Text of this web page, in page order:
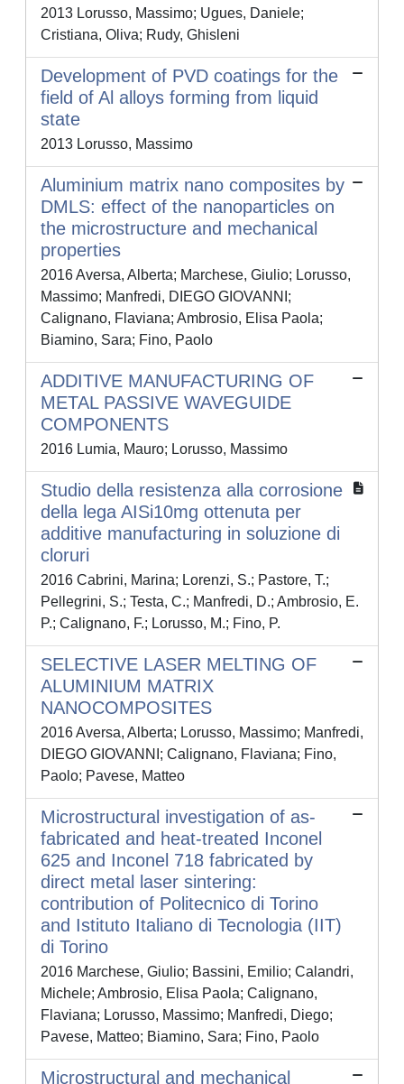
2013 Lorusso, Massimo; Ugues, Daniele;
Cristiana, Oliva; Rudy, Ghisleni
Development of PVD coatings for the
field of Al alloys forming from liquid
state
2013 Lorusso, Massimo
Aluminium matrix nano composites by
DMLS: effect of the nanoparticles on
the microstructure and mechanical
properties
2016 Aversa, Alberta; Marchese, Giulio; Lorusso,
Massimo; Manfredi, DIEGO GIOVANNI;
Calignano, Flaviana; Ambrosio, Elisa Paola;
Biamino, Sara; Fino, Paolo
ADDITIVE MANUFACTURING OF
METAL PASSIVE WAVEGUIDE
COMPONENTS
2016 Lumia, Mauro; Lorusso, Massimo
Studio della resistenza alla corrosione
della lega AISi10mg ottenuta per
additive manufacturing in soluzione di
cloruri
2016 Cabrini, Marina; Lorenzi, S.; Pastore, T.;
Pellegrini, S.; Testa, C.; Manfredi, D.; Ambrosio, E.
P.; Calignano, F.; Lorusso, M.; Fino, P.
SELECTIVE LASER MELTING OF
ALUMINIUM MATRIX
NANOCOMPOSITES
2016 Aversa, Alberta; Lorusso, Massimo; Manfredi,
DIEGO GIOVANNI; Calignano, Flaviana; Fino,
Paolo; Pavese, Matteo
Microstructural investigation of as-
fabricated and heat-treated Inconel
625 and Inconel 718 fabricated by
direct metal laser sintering:
contribution of Politecnico di Torino
and Istituto Italiano di Tecnologia (IIT)
di Torino
2016 Marchese, Giulio; Bassini, Emilio; Calandri,
Michele; Ambrosio, Elisa Paola; Calignano,
Flaviana; Lorusso, Massimo; Manfredi, Diego;
Pavese, Matteo; Biamino, Sara; Fino, Paolo
Microstructural and mechanical